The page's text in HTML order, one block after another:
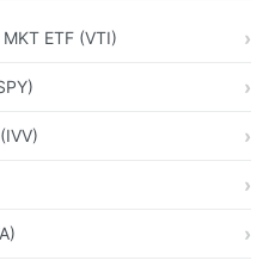
ETF (VTI)